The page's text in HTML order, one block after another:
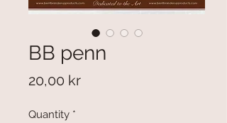
BB penn
20,00 krPrice
Quantity *